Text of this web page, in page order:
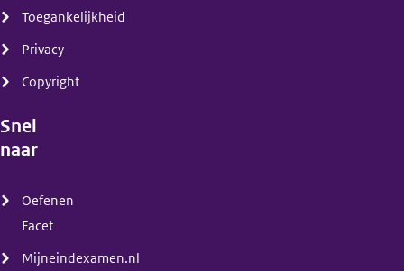
Toegankelijkheid
Privacy
Copyright
Snel
naar
Oefenen
Facet
Mijneindexamen.nl